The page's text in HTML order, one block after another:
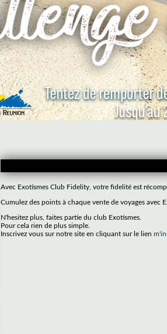
Avec Exotismes Club Fidelity, votre fidelité est
Cumulez des points à chaque vente de voyages avec
N'hesitez plus, faites partie du club Exotismes.
Pour cela rien de plus simple.
Inscrivez vous sur notre site en cliquant sur le lien